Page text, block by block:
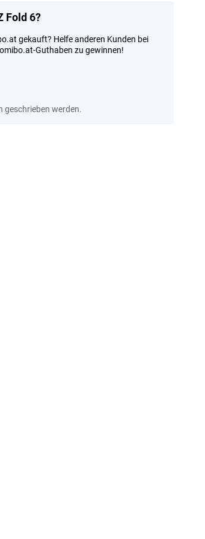
Fold 6?
gekauft? Helfe anderen Kunden bei
Guthaben zu gewinnen!
geschrieben werden.